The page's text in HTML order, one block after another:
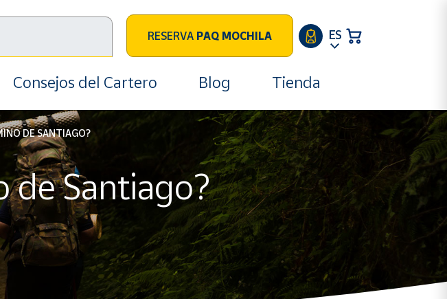
RESERVA PAQ MOCHILA ES
Consejos del Cartero Blog Tienda
DE SANTIAGO?
de Santiago?